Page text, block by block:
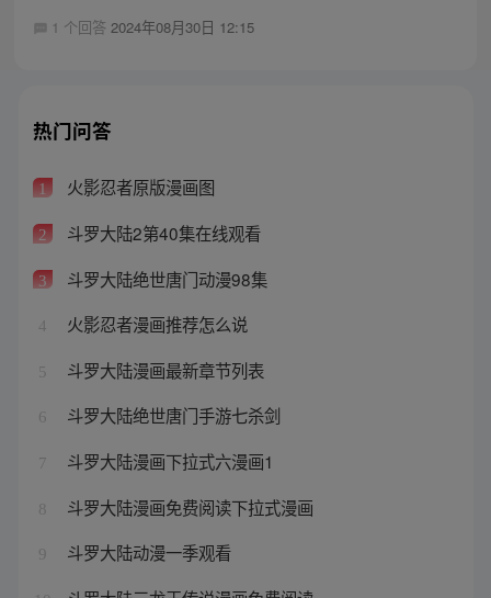
1 个回答 2024年08月30日 12:15
热门问答
1 火影忍者原版漫画图
2 斗罗大陆2第40集在线观看
3 斗罗大陆绝世唐门动漫98集
4 火影忍者漫画推荐怎么说
5 斗罗大陆漫画最新章节列表
6 斗罗大陆绝世唐门手游七杀剑
7 斗罗大陆漫画下拉式六漫画1
8 斗罗大陆漫画免费阅读下拉式漫画
9 斗罗大陆动漫一季观看